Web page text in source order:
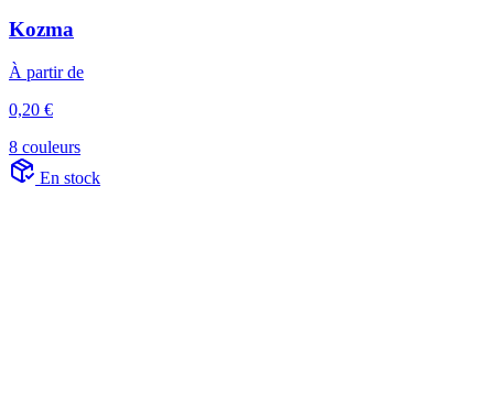
Kozma
À partir de
0,20 €
8 couleurs
En stock